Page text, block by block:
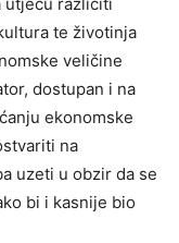
te životinja
veličine
dostupan i na
ekonomske
na
uzeti u obzir da se
bi i kasnije bio